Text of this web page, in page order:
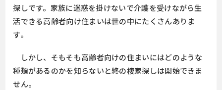
探しです。家族に迷惑を掛けないで介護を受けながら生
活できる高齢者向け住まいは世の中にたくさんありま
す。
しかし、そもそも高齢者向けの住まいにはどのような
種類があるのかを知らないと終の棲家探しは開始できま
せん。